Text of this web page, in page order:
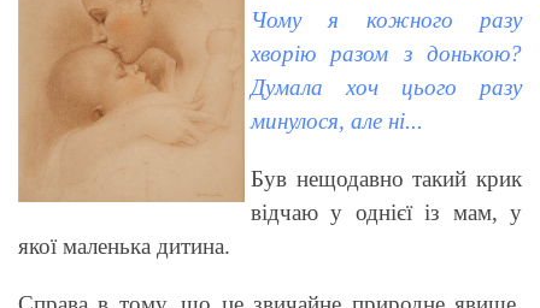
Чому я кожного разу
хворію разом з донькою?
Думала хоч цього разу
минулося, але ні...
Був нещодавно такий крик
відчаю у однієї із мам, у
якої маленька дитина.